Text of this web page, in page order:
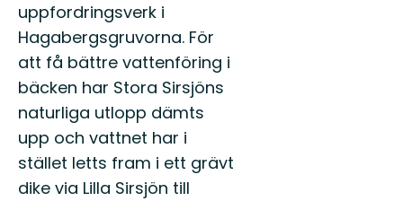
uppfordringsverk i
Hagabergsgruvorna. För
att få bättre vattenföring i
bäcken har Stora Sirsjöns
naturliga utlopp dämts
upp och vattnet har i
stället letts fram i ett grävt
dike via Lilla Sirsjön till